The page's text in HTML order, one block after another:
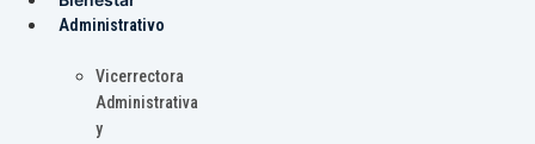
Administrativo
Vicerrectora
Administrativa
y